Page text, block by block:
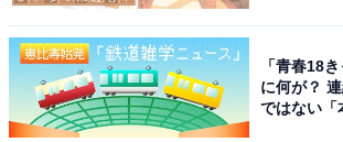
「青春18
に何が？
ではない「